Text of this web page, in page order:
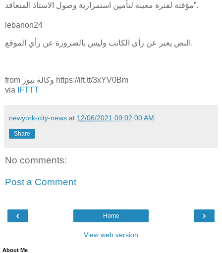
مؤقتة لفترة معينة لتأمين استمرارية وصول الاستاذ المتعاقد”.
lebanon24
النص يعبر عن رأي الكاتب وليس بالضرورة عن رأي الموقع.
from وكالة نيوز https://ift.tt/3xYV0Bm
via
IFTTT
newyork-city-news at 12/06/2021 09:02:00 AM
Share
No comments:
Post a Comment
‹ ›
Home
View web version
About Me